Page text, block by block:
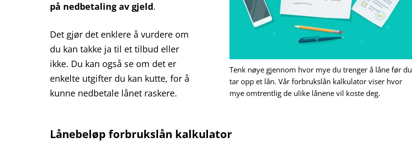
Tenk nøye gjennom hvor mye du trenger å låne før du
tar opp et lån. Vår forbrukslån kalkulator viser hvor
mye omtrentlig de ulike lånene vil koste deg.
på nedbetaling av gjeld.
Det gjør det enklere å vurdere om
du kan takke ja til et tilbud eller
ikke. Du kan også se om det er
enkelte utgifter du kan kutte, for å
kunne nedbetale lånet raskere.
Lånebeløp forbrukslån kalkulator